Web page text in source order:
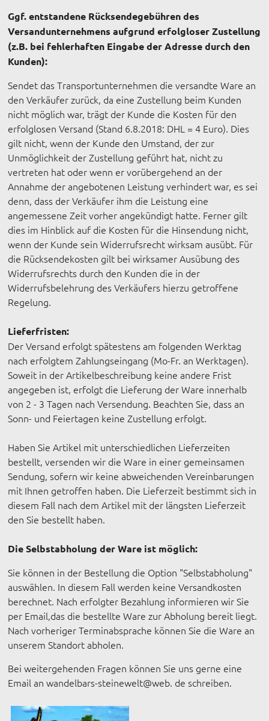
Ggf. entstandene Rücksendegebühren des
Versandunternehmens aufgrund erfolgloser Zustellung
(z.B. bei fehlerhaften Eingabe der Adresse durch den
Kunden):
Sendet das Transportunternehmen die versandte Ware an
den Verkäufer zurück, da eine Zustellung beim Kunden
nicht möglich war, trägt der Kunde die Kosten für den
erfolglosen Versand (Stand 6.8.2018: DHL = 4 Euro). Dies
gilt nicht, wenn der Kunde den Umstand, der zur
Unmöglichkeit der Zustellung geführt hat, nicht zu
vertreten hat oder wenn er vorübergehend an der
Annahme der angebotenen Leistung verhindert war, es sei
denn, dass der Verkäufer ihm die Leistung eine
angemessene Zeit vorher angekündigt hatte. Ferner gilt
dies im Hinblick auf die Kosten für die Hinsendung nicht,
wenn der Kunde sein Widerrufsrecht wirksam ausübt. Für
die Rücksendekosten gilt bei wirksamer Ausübung des
Widerrufsrechts durch den Kunden die in der
Widerrufsbelehrung des Verkäufers hierzu getroffene
Regelung.
Lieferfristen:
Der Versand erfolgt spätestens am folgenden Werktag
nach erfolgtem Zahlungseingang (Mo-Fr. an Werktagen).
Soweit in der Artikelbeschreibung keine andere Frist
angegeben ist, erfolgt die Lieferung der Ware innerhalb
von 2 - 3 Tagen nach Versendung. Beachten Sie, dass an
Sonn- und Feiertagen keine Zustellung erfolgt.
Haben Sie Artikel mit unterschiedlichen Lieferzeiten
bestellt, versenden wir die Ware in einer gemeinsamen
Sendung, sofern wir keine abweichenden Vereinbarungen
mit Ihnen getroffen haben. Die Lieferzeit bestimmt sich in
diesem Fall nach dem Artikel mit der längsten Lieferzeit
den Sie bestellt haben.
Die Selbstabholung der Ware ist möglich:
Sie können in der Bestellung die Option "Selbstabholung"
auswählen. In diesem Fall werden keine Versandkosten
berechnet. Nach erfolgter Bezahlung informieren wir Sie
per Email,das die bestellte Ware zur Abholung bereit liegt.
Nach vorheriger Terminabsprache können Sie die Ware an
unserem Standort abholen.
Bei weitergehenden Fragen können Sie uns gerne eine
Email an wandelbars-steinewelt@web. de schreiben.